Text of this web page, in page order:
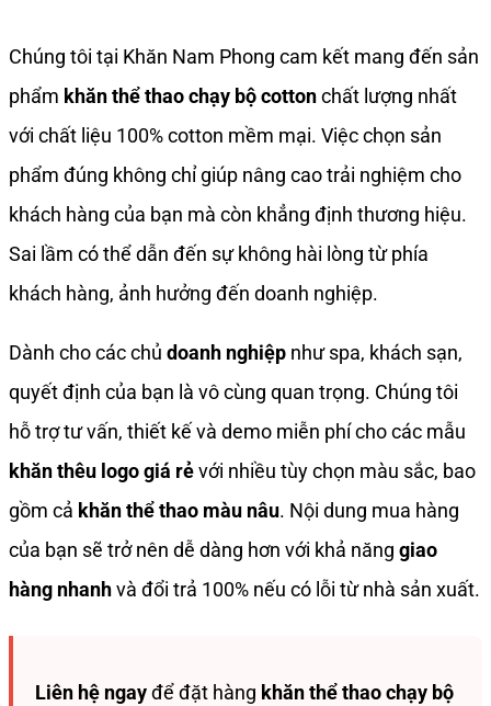
Chúng tôi tại Khăn Nam Phong cam kết mang đến sản
phẩm khăn thể thao chạy bộ cottonchất lượng nhất
với chất liệu 100% cotton mềm mại. Việc chọn sản
phẩm đúng không chỉ giúp nâng cao trải nghiệm cho
khách hàng của bạn mà còn khẳng định thương hiệu.
Sai lầm có thể dẫn đến sự không hài lòng từ phía
khách hàng, ảnh hưởng đến doanh nghiệp.
Dành cho các chủ doanh nghiệp như spa, khách sạn,
quyết định của bạn là vô cùng quan trọng. Chúng tôi
hỗ trợ tư vấn, thiết kế và demo miễn phí cho các mẫu
khăn thêu logo giá rẻvới nhiều tùy chọn màu sắc, bao
gồm cả khăn thể thao màu nâu. Nội dung mua hàng
của bạn sẽ trở nên dễ dàng hơn với khả năng giao
hàng nhanhvà đổi trả 100% nếu có lỗi từ nhà sản xuất.
Liên hệ ngayđể đặt hàng khăn thể thao chạy bộ